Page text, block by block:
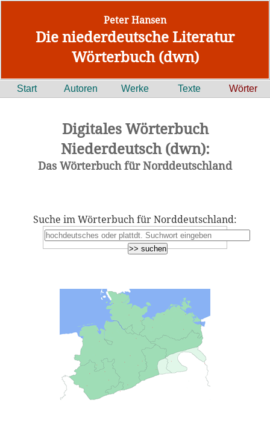
Peter Hansen
Die niederdeutsche Literatur
Wörterbuch (dwn)
Start Autoren Werke Texte Wörter
Digitales Wörterbuch
Niederdeutsch (dwn):
Das Wörterbuch für Norddeutschland
Suche im Wörterbuch für Norddeutschland: